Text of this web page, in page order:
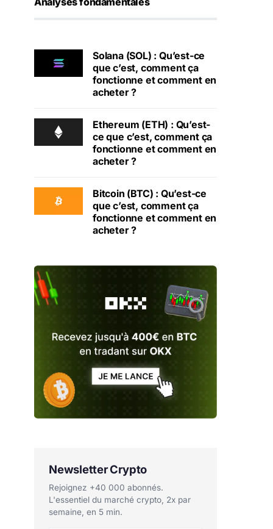
Solana (SOL) : Qu’est-ce
que c’est, comment ça
fonctionne et comment en
acheter ?
Ethereum (ETH) : Qu’est-
ce que c’est, comment ça
fonctionne et comment en
acheter ?
Bitcoin (BTC) : Qu’est-ce
que c’est, comment ça
fonctionne et comment en
acheter ?
Newsletter Crypto
Rejoignez +40 000 abonnés.
L'essentiel du marché crypto, 2x par
semaine, en 5 min.